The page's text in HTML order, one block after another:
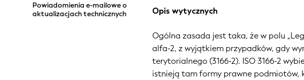
Powiadomienia e-mailowe o
aktualizacjach technicznych
Opis wytycznych
Ogólna zasada jest taka, że w polu
alfa-2, z wyjątkiem przypadków, gdy
terytorialnego (3166-2). ISO 3166-2
istnieją tam formy prawne podmiotów,